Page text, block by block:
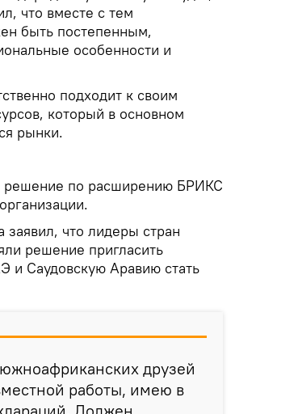
что вместе с тем
быть постепенным,
особенности и
подходит к своим
который в основном
рынки.
решение по расширению БРИКС
что лидеры стран
решение пригласить
и Саудовскую Аравию стать
друзей
работы, имею в
Должен